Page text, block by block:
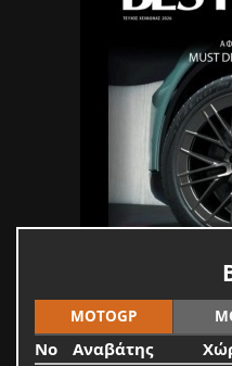
MOTOGP
No Αναβάτης